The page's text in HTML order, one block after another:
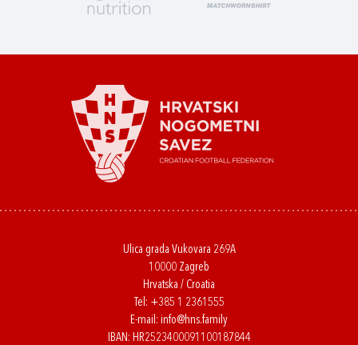
Ulica grada Vukovara 269A
10000 Zagreb
Hrvatska / Croatia
Tel: +385 1 2361555
E-mail: info@hns.family
IBAN: HR2523400091100187844